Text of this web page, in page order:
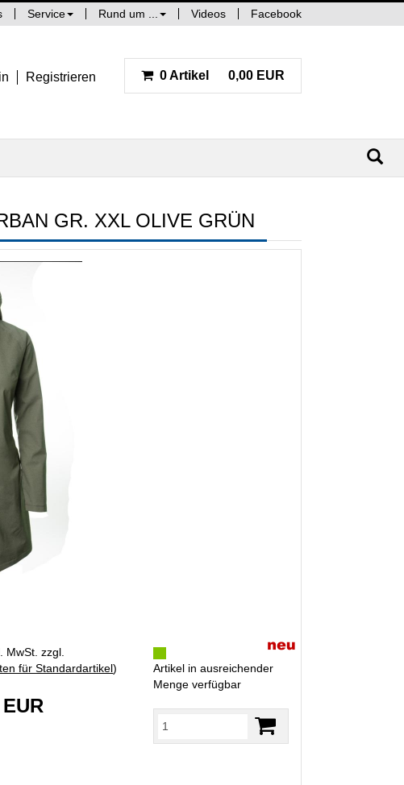
Service Rund um ... Videos Facebook
Registrieren 0 Artikel 0,00 EUR
GR. XXL OLIVE GRÜN
MwSt. zzgl.
für Standardartikel)
Artikel in ausreichender
Menge verfügbar